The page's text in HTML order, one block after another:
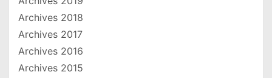
Archives 2018
Archives 2017
Archives 2016
Archives 2015